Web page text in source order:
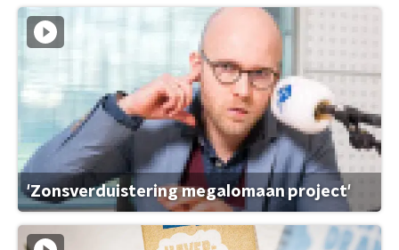
'Zonsverduistering megalomaan project'